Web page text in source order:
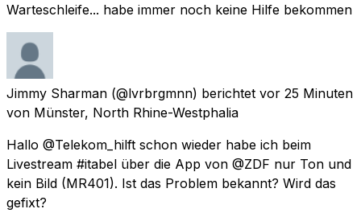
Warteschleife... habe immer noch keine Hilfe bekommen
Jimmy Sharman (@lvrbrgmnn) berichtet vor 25 Minuten
von Münster, North Rhine-Westphalia
Hallo @Telekom_hilft schon wieder habe ich beim
Livestream #itabel über die App von @ZDF nur Ton und
kein Bild (MR401). Ist das Problem bekannt? Wird das
gefixt?